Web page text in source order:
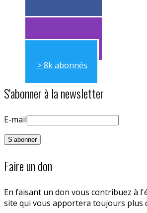
> 11k abonnés
> 11k abonnés
> 8k abonnés
S'abonner à la newsletter
E-mail
Faire un don
En faisant un don vous contribuez à
site qui vous apportera toujours plus